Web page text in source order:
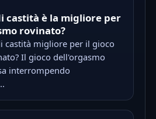
castità è la migliore per
rovinato?
castità migliore per il gioco
Il gioco dell'orgasmo
interrompendo